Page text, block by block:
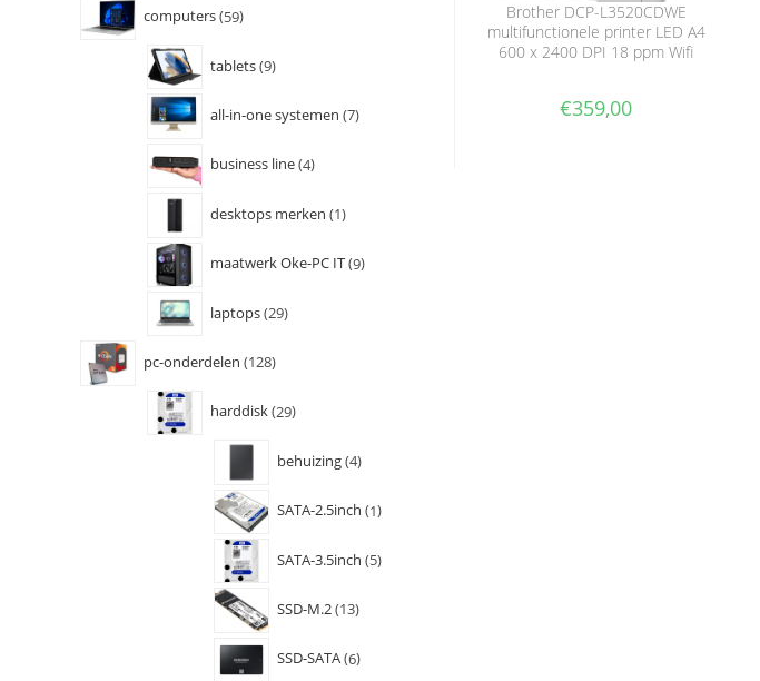
Brother DCP-L3520CDWE
multifunctionele printer LED A4
600 x 2400 DPI 18 ppm Wifi
€359,00
computers 59
tablets 9
all-in-one systemen 7
business line 4
desktops merken 1
maatwerk Oke-PC IT 9
laptops 29
pc-onderdelen 128
harddisk 29
behuizing 4
SATA-2.5inch 1
SATA-3.5inch 5
SSD-M.2 13
SSD-SATA 6